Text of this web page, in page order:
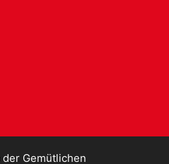
Gemütlichen